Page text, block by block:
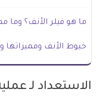
ما هو فيلر الأنف؟ وما
خيوط الأنف ومميزاتها
الاستعداد لـ